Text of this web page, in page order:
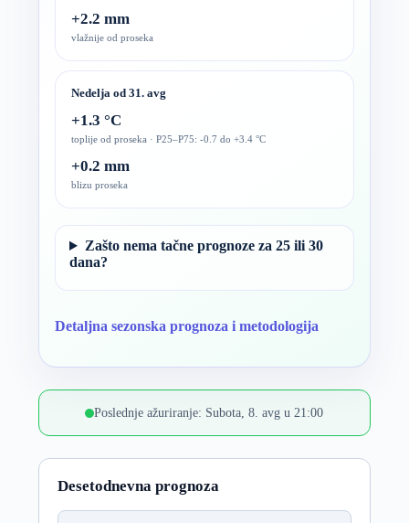
+2.2 mm
vlažnije od proseka
Nedelja od 31. avg
+1.3 °C
toplije od proseka · P25–P75: -0.7 do +3.4 °C
+0.2 mm
blizu proseka
Zašto nema tačne prognoze za 25 ili 30
dana?
Detaljna sezonska prognoza i metodologija
Poslednje ažuriranje: Subota, 8. avg u 21:00
Desetodnevna prognoza